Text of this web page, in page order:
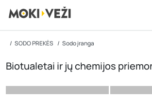
SODO PREKĖS Sodo įranga
Biotualetai ir jų chemijos